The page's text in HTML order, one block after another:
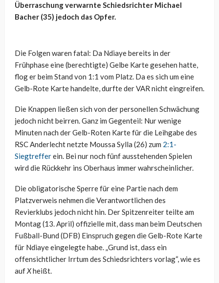
Überraschung verwarnte Schiedsrichter Michael
Bacher (35) jedoch das Opfer.
Die Folgen waren fatal: Da Ndiaye bereits in der
Frühphase eine (berechtigte) Gelbe Karte gesehen hatte,
flog er beim Stand von 1:1 vom Platz. Da es sich um eine
Gelb-Rote Karte handelte, durfte der VAR nicht eingreifen.
Die Knappen ließen sich von der personellen Schwächung
jedoch nicht beirren. Ganz im Gegenteil: Nur wenige
Minuten nach der Gelb-Roten Karte für die Leihgabe des
RSC Anderlecht netzte Moussa Sylla (26) zum 2:1-
Siegtrefferein. Bei nur noch fünf ausstehenden Spielen
wird die Rückkehr ins Oberhaus immer wahrscheinlicher.
Die obligatorische Sperre für eine Partie nach dem
Platzverweis nehmen die Verantwortlichen des
Revierklubs jedoch nicht hin. Der Spitzenreiter teilte am
Montag (13. April) offizielle mit, dass man beim Deutschen
Fußball-Bund (DFB) Einspruch gegen die Gelb-Rote Karte
für Ndiaye eingelegte habe. „Grund ist, dass ein
offensichtlicher Irrtum des Schiedsrichters vorlag“, wie es
aufXheißt.